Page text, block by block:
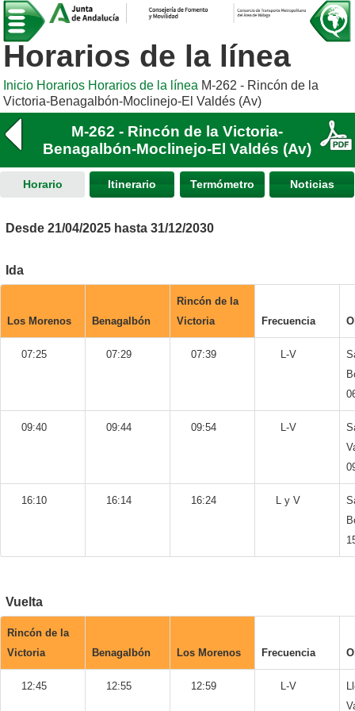
Horarios de la línea
Inicio Horarios Horarios de la línea M-262 - Rincón de la
Victoria-Benagalbón-Moclinejo-El Valdés (Av)
M-262 - Rincón de la Victoria-
Benagalbón-Moclinejo-El Valdés (Av)
Horario Itinerario Termómetro Noticias
Desde 21/04/2025 hasta 31/12/2030
Ida
Los Morenos Benagalbón
Rincón de la
Victoria
Frecuencia
07:25 07:29 07:39 L-V
09:40 09:44 09:54 L-V
16:10 16:14 16:24 L y V
Vuelta
Rincón de la
Victoria
Benagalbón Los Morenos Frecuencia
12:45 12:55 12:59 L-V